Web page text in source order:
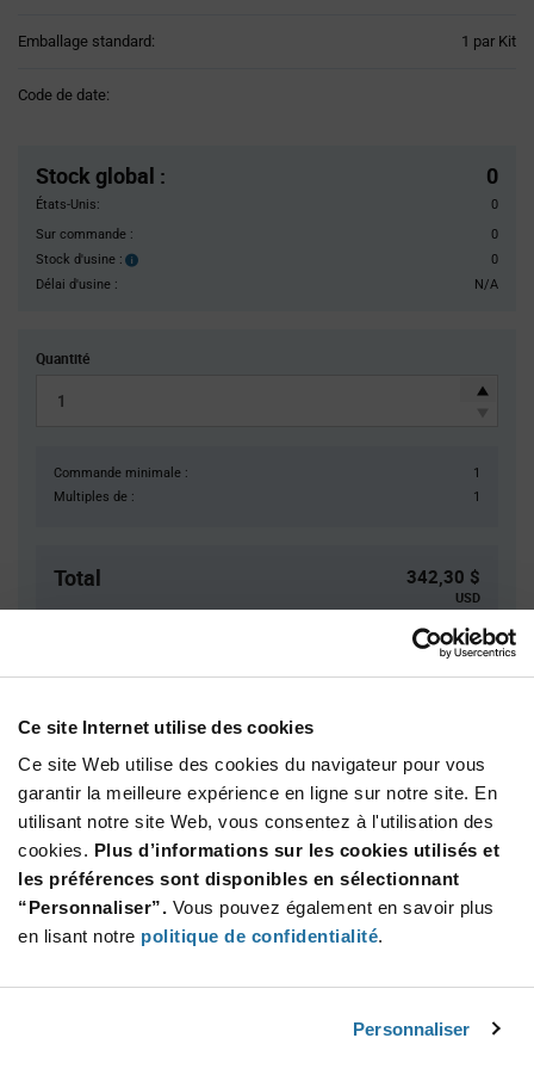
Ce site Internet utilise des cookies
Ce site Web utilise des cookies du navigateur pour vous
garantir la meilleure expérience en ligne sur notre site. En
utilisant notre site Web, vous consentez à l'utilisation des
cookies. Plus d’informations sur les cookies utilisés et
les préférences sont disponibles en sélectionnant
“Personnaliser”. Vous pouvez également en savoir plus
en lisant notre politique de confidentialité.
Personnaliser
Emballage standard: 1 par Kit
Code de date:
Stock global : 0
États-Unis:
0
Sur commande :
0
Stock d'usine :
Stock
0
Délai d'usine :
N/A
Quantité
Commande minimale :
1
Multiples de :
1
Total 342,30 $
USD
Quantité Prix unitaire
1
$342.30
2+
$326.00
Product
Variant
Information
Emballages disponibles